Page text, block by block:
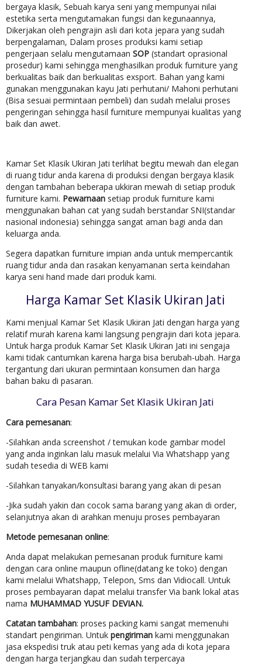
bergaya klasik, Sebuah karya seni yang mempunyai nilai
estetika serta mengutamakan fungsi dan kegunaannya,
Dikerjakan oleh pengrajin asli dari kota jepara yang sudah
berpengalaman, Dalam proses produksi kami setiap
pengerjaan selalu mengutamaan SOP (standart oprasional
prosedur) kami sehingga menghasilkan produk furniture yang
berkualitas baik dan berkualitas exsport. Bahan yang kami
gunakan menggunakan kayu Jati perhutani/ Mahoni perhutani
(Bisa sesuai permintaan pembeli) dan sudah melalui proses
pengeringan sehingga hasil furniture mempunyai kualitas yang
baik dan awet.
Kamar Set Klasik Ukiran Jati terlihat begitu mewah dan elegan
di ruang tidur anda karena di produksi dengan bergaya klasik
dengan tambahan beberapa ukkiran mewah di setiap produk
furniture kami. Pewarnaan setiap produk furniture kami
menggunakan bahan cat yang sudah berstandar SNI(standar
nasional indonesia) sehingga sangat aman bagi anda dan
keluarga anda.
Segera dapatkan furniture impian anda untuk mempercantik
ruang tidur anda dan rasakan kenyamanan serta keindahan
karya seni hand made dari produk kami.
Harga Kamar Set Klasik Ukiran Jati
Kami menjual Kamar Set Klasik Ukiran Jati dengan harga yang
relatif murah karena kami langsung pengrajin dari kota jepara.
Untuk harga produk Kamar Set Klasik Ukiran Jati ini sengaja
kami tidak cantumkan karena harga bisa berubah-ubah. Harga
tergantung dari ukuran permintaan konsumen dan harga
bahan baku di pasaran.
Cara Pesan Kamar Set Klasik Ukiran Jati
Cara pemesanan:
-Silahkan anda screenshot / temukan kode gambar model
yang anda inginkan lalu masuk melalui Via Whatshapp yang
sudah tesedia di WEB kami
-Silahkan tanyakan/konsultasi barang yang akan di pesan
-Jika sudah yakin dan cocok sama barang yang akan di order,
selanjutnya akan di arahkan menuju proses pembayaran
Metode pemesanan online:
Anda dapat melakukan pemesanan produk furniture kami
dengan cara online maupun ofline(datang ke toko) dengan
kami melalui Whatshapp, Telepon, Sms dan Vidiocall. Untuk
proses pembayaran dapat melalui transfer Via bank lokal atas
nama MUHAMMAD YUSUF DEVIAN.
Catatan tambahan: proses packing kami sangat memenuhi
standart pengiriman. Untuk pengiriman kami menggunakan
jasa ekspedisi truk atau peti kemas yang ada di kota jepara
dengan harga terjangkau dan sudah terpercaya